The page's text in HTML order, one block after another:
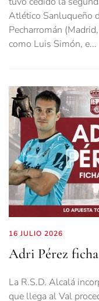
Atlético Sanluqueño
Pecharromán
como Luis Simón, e...
16 JULIO 2026
Adri Pérez
La R.S.D. Alcalá
que llega al Val